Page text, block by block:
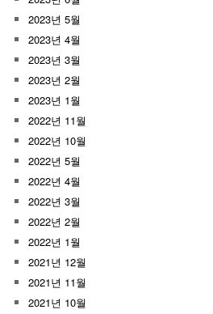
2023년 5월
2023년 4월
2023년 3월
2023년 2월
2023년 1월
2022년 11월
2022년 10월
2022년 5월
2022년 4월
2022년 3월
2022년 2월
2022년 1월
2021년 12월
2021년 11월
2021년 10월